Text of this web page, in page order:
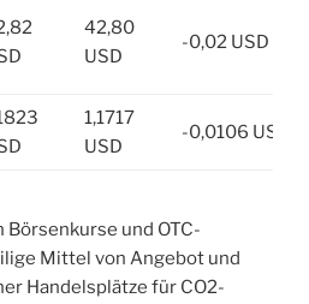
42,80
USD
-0,02 USD
1,1717
USD
-0,0106 USD
und OTC-
Mittel von Angebot und
Handelsplätze für CO2-